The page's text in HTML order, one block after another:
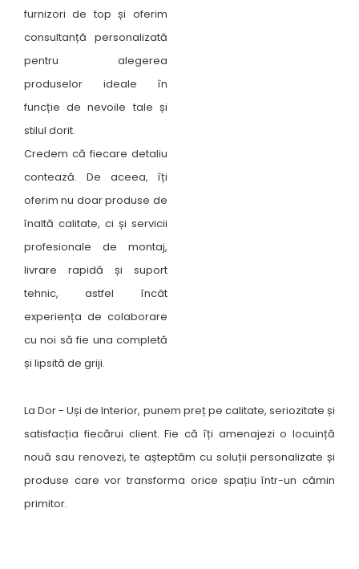
furnizori de top și oferim
consultanță personalizată
pentru alegerea
produselor ideale în
funcție de nevoile tale și
stilul dorit.
Credem că fiecare detaliu
contează. De aceea, îți
oferim nu doar produse de
înaltă calitate, ci și servicii
profesionale de montaj,
livrare rapidă și suport
tehnic, astfel încât
experiența de colaborare
cu noi să fie una completă
și lipsită de griji.
La Dor - Uși de Interior, punem preț pe calitate, seriozitate și
satisfacția fiecărui client. Fie că îți amenajezi o locuință
nouă sau renovezi, te așteptăm cu soluții personalizate și
produse care vor transforma orice spațiu într-un cămin
primitor.